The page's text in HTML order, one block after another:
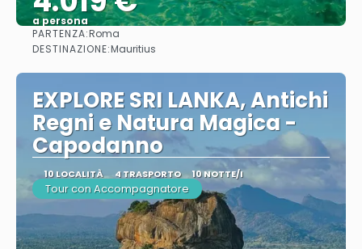
a persona
PARTENZA:Roma
DESTINAZIONE:Mauritius
EXPLORE SRI LANKA, Antichi
Regni e Natura Magica -
Capodanno
10 LOCALITÀ 4 TRASPORTO 10 NOTTE/I
Tour con Accompagnatore